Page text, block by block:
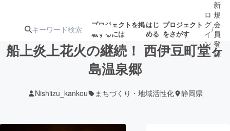
プロジェクトを掲
載するには
はじ
める
プロジェクト
をさがす
ターン
ジェクト
募集終了が近いプ
ロジェクト
されます
ロ
グ
イ
ン
/
新
規
会
員
登
録
船上炎上花火の継続！ 西伊豆町堂ヶ
島温泉郷
Nishiizu_kankou まちづくり・地域活性化 静岡県